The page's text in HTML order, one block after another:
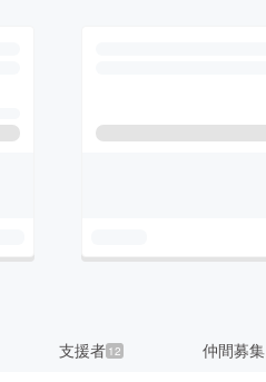
支援者 12 仲間募集